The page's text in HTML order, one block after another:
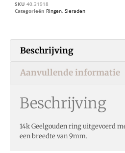
SKU 40.31918
Categorieën Ringen, Sieraden
Beschrijving
Aanvullende informatie
Beschrijving
14k Geelgouden ring uitgevoerd
een breedte van 9mm.